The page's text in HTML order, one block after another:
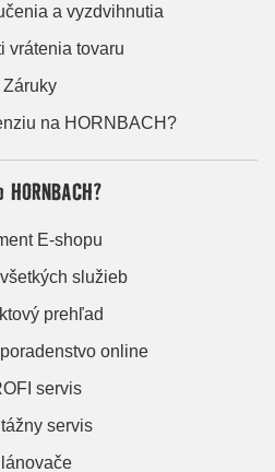
a vyzdvihnutia
vrátenia tovaru
Záruky
na HORNBACH?
E-shopu
služieb
prehľad
online
servis
servis